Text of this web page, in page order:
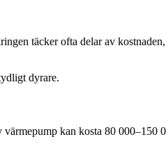
täcker ofta delar av
dyrare.
kan kosta 80 000–150